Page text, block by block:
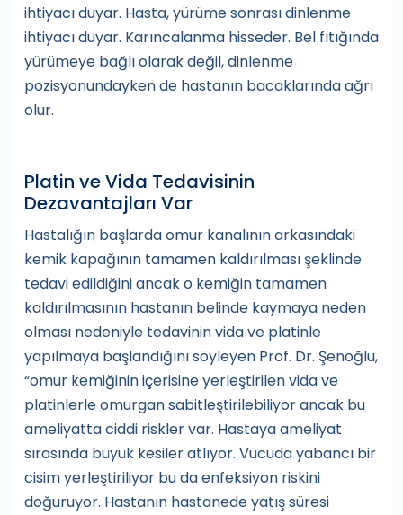
ihtiyacı duyar. Hasta, yürüme sonrası dinlenme
ihtiyacı duyar. Karıncalanma hisseder. Bel fıtığında
yürümeye bağlı olarak değil, dinlenme
pozisyonundayken de hastanın bacaklarında ağrı
olur.
Platin ve Vida Tedavisinin
Dezavantajları Var
Hastalığın başlarda omur kanalının arkasındaki
kemik kapağının tamamen kaldırılması şeklinde
tedavi edildiğini ancak o kemiğin tamamen
kaldırılmasının hastanın belinde kaymaya neden
olması nedeniyle tedavinin vida ve platinle
yapılmaya başlandığını söyleyen Prof. Dr. Şenoğlu,
“omur kemiğinin içerisine yerleştirilen vida ve
platinlerle omurgan sabitleştirilebiliyor ancak bu
ameliyatta ciddi riskler var. Hastaya ameliyat
sırasında büyük kesiler atlıyor. Vücuda yabancı bir
cisim yerleştiriliyor bu da enfeksiyon riskini
doğuruyor. Hastanın hastanede yatış süresi